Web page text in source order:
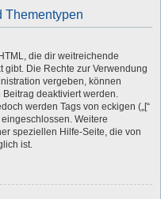
Thementypen
die dir weitreichende
gibt. Die Rechte zur Verwendung
vergeben, können
deaktiviert werden.
werden Tags von eckigen („[“
eingeschlossen. Weitere
speziellen Hilfe-Seite, die von
ist.